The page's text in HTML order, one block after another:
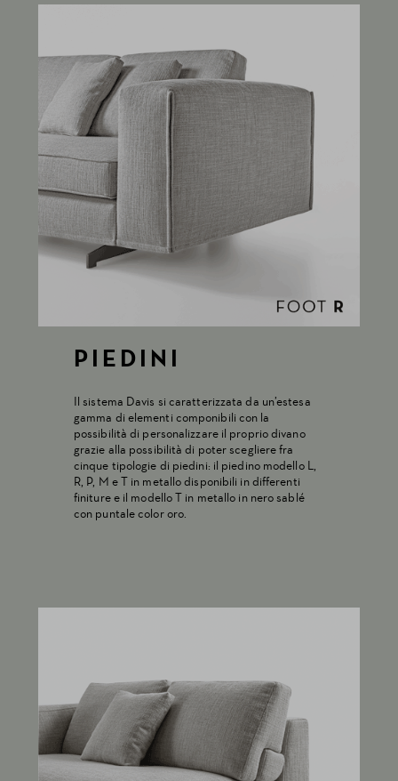
PIEDINI
Il sistema Davis si caratterizzata da un’estesa
gamma di elementi componibili con la
possibilità di personalizzare il proprio divano
grazie alla possibilità di poter scegliere fra
cinque tipologie di piedini: il piedino modello L,
R, P, M e T in metallo disponibili in differenti
finiture e il modello T in metallo in nero sablé
con puntale color oro.